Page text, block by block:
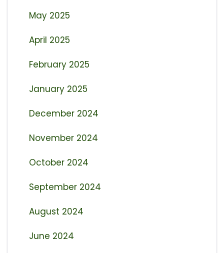
May 2025
April 2025
February 2025
January 2025
December 2024
November 2024
October 2024
September 2024
August 2024
June 2024